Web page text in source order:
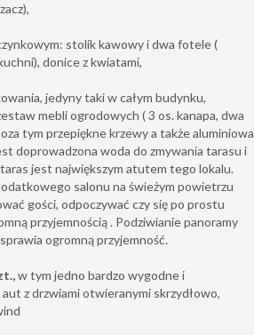
stolik kawowy i dwa fotele (
donice z kwiatami,
jedyny taki w całym budynku,
mebli ogrodowych ( 3 os. kanapa, dwa
tym przepiękne krzewy a także aluminiowa
doprowadzona woda do zmywania tarasu i
jest największym atutem tego lokalu.
salonu na świeżym powietrzu
gości, odpoczywać czy się po prostu
przyjemnością . Podziwianie panoramy
ogromną przyjemność.
w tym jedno bardzo wygodne i
z drzwiami otwieranymi skrzydłowo,